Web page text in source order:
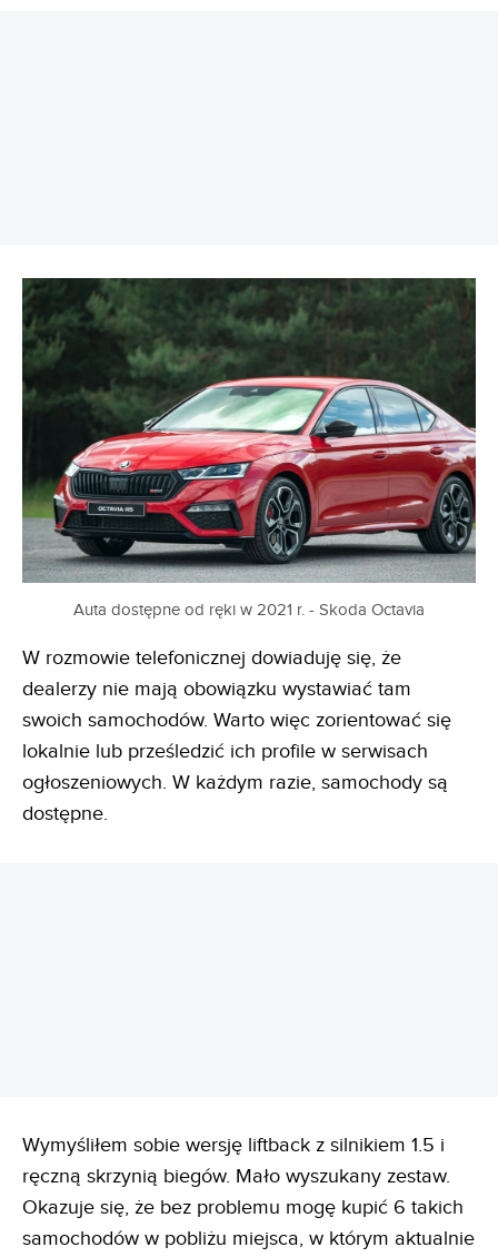
Auta dostępne od ręki w 2021 r. - Skoda Octavia
W rozmowie telefonicznej dowiaduję się, że
dealerzy nie mają obowiązku wystawiać tam
swoich samochodów. Warto więc zorientować się
lokalnie lub prześledzić ich profile w serwisach
ogłoszeniowych. W każdym razie, samochody są
dostępne.
Wymyśliłem sobie wersję liftback z silnikiem 1.5 i
ręczną skrzynią biegów. Mało wyszukany zestaw.
Okazuje się, że bez problemu mogę kupić 6 takich
samochodów w pobliżu miejsca, w którym aktualnie